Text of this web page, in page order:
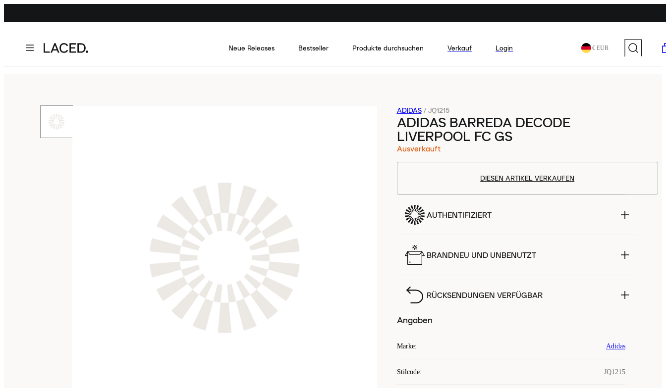
Neue Releases Bestseller Produkte durchsuchen Verkauf Login € EUR
ADIDAS / JQ1215
ADIDAS BARREDA DECODE
LIVERPOOL FC GS
Ausverkauft
DIESEN ARTIKEL VERKAUFEN
AUTHENTIFIZIERT
BRANDNEU UND UNBENUTZT
RÜCKSENDUNGEN VERFÜGBAR
Angaben
Marke: Adidas
Stilcode: JQ1215